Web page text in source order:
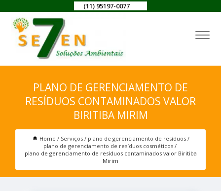
(11) 95197-0077
PLANO DE GERENCIAMENTO DE
RESÍDUOS CONTAMINADOS VALOR
BIRITIBA MIRIM
Home Serviços
plano de gerenciamento de resíduos
plano de gerenciamento de resíduos cosméticos
plano de gerenciamento de resíduos contaminados valor Biritiba
Mirim